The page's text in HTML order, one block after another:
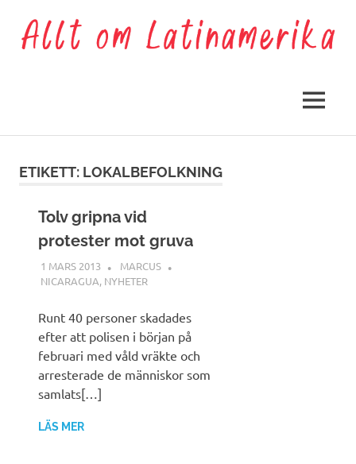
innehåll
MENY
ETIKETT: LOKALBEFOLKNING
Tolv gripna vid
protester mot gruva
1 MARS 2013
MARCUS
NICARAGUA, NYHETER
Runt 40 personer skadades
efter att polisen i början på
februari med våld vräkte och
arresterade de människor som
samlats[…]
LÄS MER